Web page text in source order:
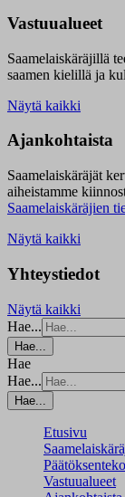
Vastuualueet
Saamelaiskäräjillä t
saamen kielillä ja
Näytä kaikki
Ajankohtaista
Saamelaiskäräjät
aiheistamme
Saamelaiskäräjien
Näytä kaikki
Yhteystiedot
Näytä kaikki
Hae...
Hae...
Hae
Hae...
Hae...
Etusivu
Päätöksenteko
Vastuualueet